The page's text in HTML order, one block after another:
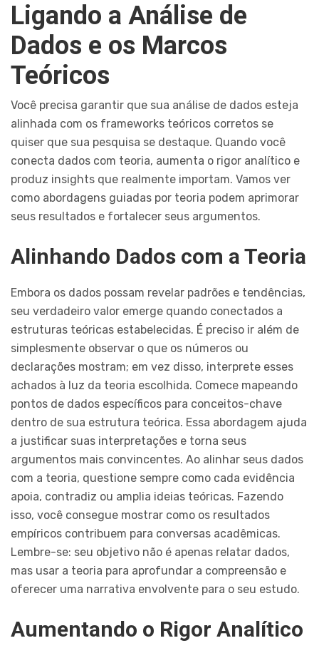
Ligando a Análise de
Dados e os Marcos
Teóricos
Você precisa garantir que sua análise de dados esteja
alinhada com os frameworks teóricos corretos se
quiser que sua pesquisa se destaque. Quando você
conecta dados com teoria, aumenta o rigor analítico e
produz insights que realmente importam. Vamos ver
como abordagens guiadas por teoria podem aprimorar
seus resultados e fortalecer seus argumentos.
Alinhando Dados com a Teoria
Embora os dados possam revelar padrões e tendências,
seu verdadeiro valor emerge quando conectados a
estruturas teóricas estabelecidas. É preciso ir além de
simplesmente observar o que os números ou
declarações mostram; em vez disso, interprete esses
achados à luz da teoria escolhida. Comece mapeando
pontos de dados específicos para conceitos-chave
dentro de sua estrutura teórica. Essa abordagem ajuda
a justificar suas interpretações e torna seus
argumentos mais convincentes. Ao alinhar seus dados
com a teoria, questione sempre como cada evidência
apoia, contradiz ou amplia ideias teóricas. Fazendo
isso, você consegue mostrar como os resultados
empíricos contribuem para conversas acadêmicas.
Lembre-se: seu objetivo não é apenas relatar dados,
mas usar a teoria para aprofundar a compreensão e
oferecer uma narrativa envolvente para o seu estudo.
Aumentando o Rigor Analítico